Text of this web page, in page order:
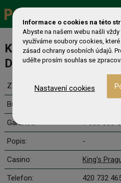
King's Million EPC
Day 1 PRAGUE
Začátek: 18.9. 19:00
Buy-in:
Garance: 1 000 000 €
Popis: -
Casino: King's
Telefon: 420 732
Informace o cookies na této
Abyste na našem webu našli
využíváme soubory cookies,
zásad ochrany osobních údajů.
udělte prosím souhlas se
Nastavení cookies